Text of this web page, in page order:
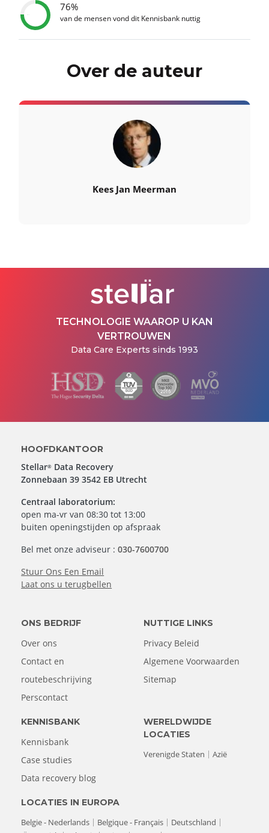
76%
van de mensen vond dit Kennisbank nuttig
Over de auteur
Kees Jan Meerman
TECHNOLOGIE WAAROP U KAN
VERTROUWEN
Data Care Experts sinds 1993
HOOFDKANTOOR
Stellar® Data Recovery
Zonnebaan 39 3542 EB Utrecht
Centraal laboratorium:
open ma-vr van 08:30 tot 13:00
buiten openingstijden op afspraak
Bel met onze adviseur :030-7600700
Stuur Ons Een Email
Laat ons u terugbellen
ONS BEDRIJF
Over ons
Contact en
routebeschrijving
Perscontact
NUTTIGE LINKS
Privacy Beleid
Algemene Voorwaarden
Sitemap
KENNISBANK
Kennisbank
Case studies
Data recovery blog
LOCATIES IN EUROPA
Belgie - Nederlands
Belgique - Français
Deutschland
WERELDWIJDE
LOCATIES
Verenigde Staten
Azië